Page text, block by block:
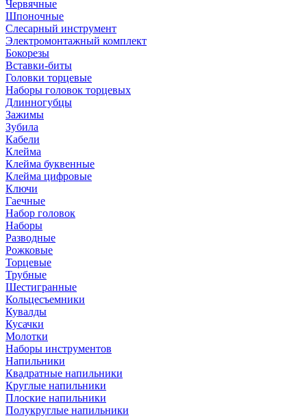
Червячные
Шпоночные
Слесарный инструмент
Электромонтажный комплект
Бокорезы
Вставки-биты
Головки торцевые
Наборы головок торцевых
Длинногубцы
Зажимы
Зубила
Кабели
Клейма
Клейма буквенные
Клейма цифровые
Ключи
Гаечные
Набор головок
Наборы
Разводные
Рожковые
Торцевые
Трубные
Шестигранные
Кольцесъемники
Кувалды
Кусачки
Молотки
Наборы инструментов
Напильники
Квадратные напильники
Круглые напильники
Плоские напильники
Полукруглые напильники